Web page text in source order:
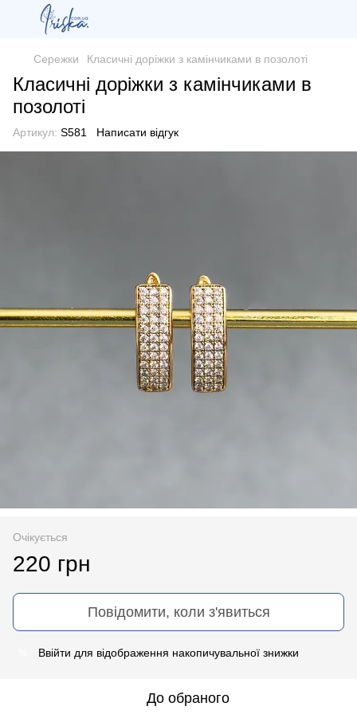
Сережки Класичні доріжки з камінчиками в позолоті
Класичні доріжки з камінчиками в
позолоті
Артикул: S581 Написати відгук
Очікується
220 грн
Повідомити, коли з'явиться
Ввійти для відображення накопичувальної знижки
До обраного